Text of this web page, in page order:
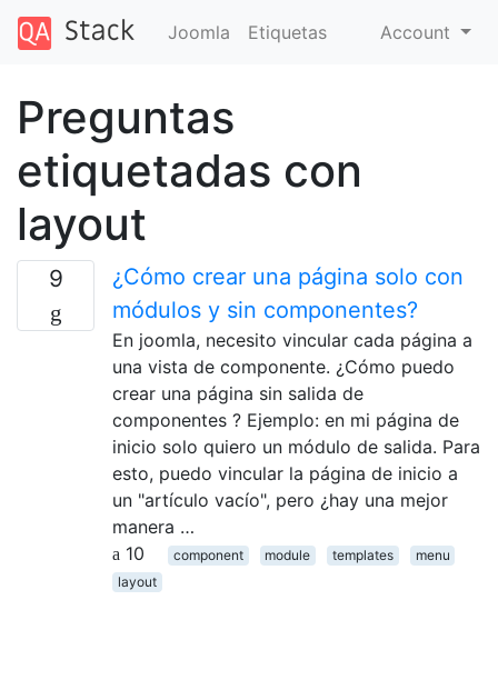
Joomla Etiquetas Account
Preguntas
etiquetadas con
layout
9
¿Cómo crear una página solo con
módulos y sin componentes?
En joomla, necesito vincular cada página a
una vista de componente. ¿Cómo puedo
crear una página sin salida de
componentes ? Ejemplo: en mi página de
inicio solo quiero un módulo de salida. Para
esto, puedo vincular la página de inicio a
un "artículo vacío", pero ¿hay una mejor
manera …
10
component module templates
menu
layout